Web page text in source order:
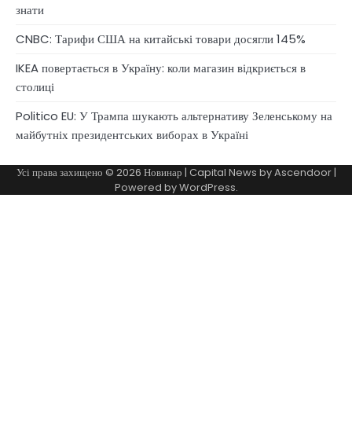
знати
CNBC: Тарифи США на китайські товари досягли 145%
IKEA повертається в Україну: коли магазин відкриється в
столиці
Politico EU: У Трампа шукають альтернативу Зеленському на
майбутніх президентських виборах в Україні
Усі права захищено © 2026 Новинар | Capital News byAscendoor|
Powered byWordPress.